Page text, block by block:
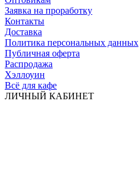
Заявка на проработку
Контакты
Доставка
Политика персональных данных
Публичная оферта
Распродажа
Хэллоуин
Всё для кафе
ЛИЧНЫЙ КАБИНЕТ